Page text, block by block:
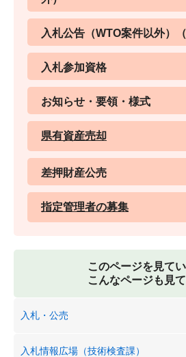
入札公告（WTO案件以外）
入札参加資格
お知らせ・要領・様式
県有資産売却
差押財産公売
指定管理者の募集
このページを見て
こんなページも見
入札・公売
入札情報広場（技術検査課）